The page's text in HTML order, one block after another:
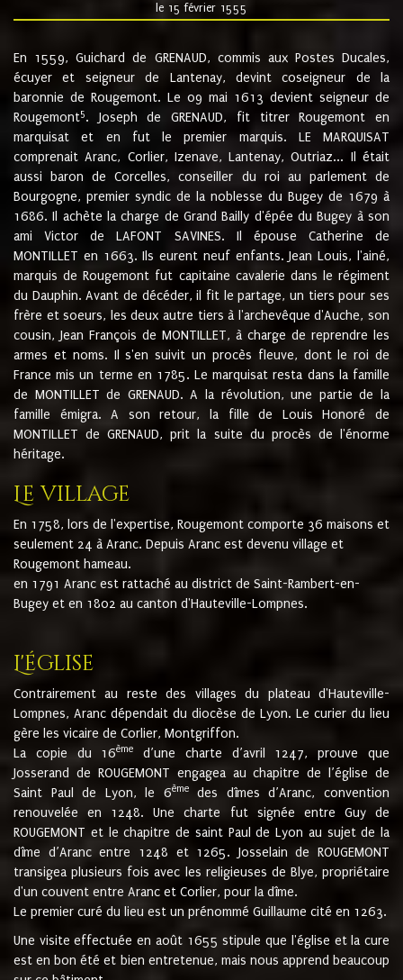
le 15 février 1555
En 1559, Guichard de GRENAUD, commis aux Postes Ducales,
écuyer et seigneur de Lantenay, devint coseigneur de la
baronnie de Rougemont. Le 09 mai 1613 devient seigneur de
Rougemont5. Joseph de GRENAUD, fit titrer Rougemont en
marquisat et en fut le premier marquis. LE MARQUISAT
comprenait Aranc, Corlier, Izenave, Lantenay, Outriaz... Il était
aussi baron de Corcelles, conseiller du roi au parlement de
Bourgogne, premier syndic de la noblesse du Bugey de 1679 à
1686. Il achète la charge de Grand Bailly d'épée du Bugey à son
ami Victor de LAFONT SAVINES. Il épouse Catherine de
MONTILLET en 1663. Ils eurent neuf enfants. Jean Louis, l'ainé,
marquis de Rougemont fut capitaine cavalerie dans le régiment
du Dauphin. Avant de décéder, il fit le partage, un tiers pour ses
frère et soeurs, les deux autre tiers à l'archevêque d'Auche, son
cousin, Jean François de MONTILLET, à charge de reprendre les
armes et noms. Il s'en suivit un procès fleuve, dont le roi de
France mis un terme en 1785. Le marquisat resta dans la famille
de MONTILLET de GRENAUD. A la révolution, une partie de la
famille émigra. A son retour, la fille de Louis Honoré de
MONTILLET de GRENAUD, prit la suite du procès de l'énorme
héritage.
Le village
En 1758, lors de l'expertise, Rougemont comporte 36 maisons et
seulement 24 à Aranc. Depuis Aranc est devenu village et
Rougemont hameau.
en 1791 Aranc est rattaché au district de Saint-Rambert-en-
Bugey et en 1802 au canton d'Hauteville-Lompnes.
L'église
Contrairement au reste des villages du plateau d'Hauteville-
Lompnes, Aranc dépendait du diocèse de Lyon. Le curier du lieu
gère les vicaire de Corlier, Montgriffon.
La copie du 16ème
d’une charte d’avril 1247, prouve que
Josserand de ROUGEMONT engagea au chapitre de l’église de
Saint Paul de Lyon, le 6èmedes dîmes d’Aranc, convention
renouvelée en 1248. Une charte fut signée entre Guy de
ROUGEMONT et le chapitre de saint Paul de Lyon au sujet de la
dîme d’Aranc entre 1248 et 1265. Josselain de ROUGEMONT
transigea plusieurs fois avec les religieuses de Blye, propriétaire
d'un couvent entre Aranc et Corlier, pour la dîme.
Le premier curé du lieu est un prénommé Guillaume cité en 1263.
Une visite effectuée en août 1655 stipule que l'église et la cure
est en bon été et bien entretenue, mais nous apprend beaucoup